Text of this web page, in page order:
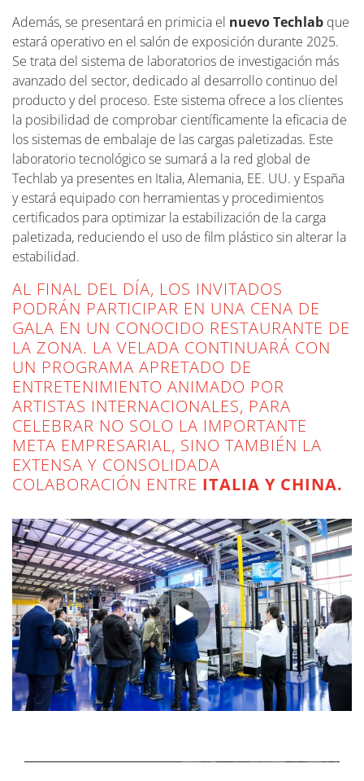
Además, se presentará en primicia el nuevo Techlab que
estará operativo en el salón de exposición durante 2025.
Se trata del sistema de laboratorios de investigación más
avanzado del sector, dedicado al desarrollo continuo del
producto y del proceso. Este sistema ofrece a los clientes
la posibilidad de comprobar científicamente la eficacia de
los sistemas de embalaje de las cargas paletizadas. Este
laboratorio tecnológico se sumará a la red global de
Techlab ya presentes en Italia, Alemania, EE. UU. y España
y estará equipado con herramientas y procedimientos
certificados para optimizar la estabilización de la carga
paletizada, reduciendo el uso de film plástico sin alterar la
estabilidad.
AL FINAL DEL DÍA, LOS INVITADOS
PODRÁN PARTICIPAR EN UNA CENA DE
GALA EN UN CONOCIDO RESTAURANTE DE
LA ZONA. LA VELADA CONTINUARÁ CON
UN PROGRAMA APRETADO DE
ENTRETENIMIENTO ANIMADO POR
ARTISTAS INTERNACIONALES, PARA
CELEBRAR NO SOLO LA IMPORTANTE
META EMPRESARIAL, SINO TAMBIÉN LA
EXTENSA Y CONSOLIDADA
COLABORACIÓN ENTRE ITALIA Y CHINA.